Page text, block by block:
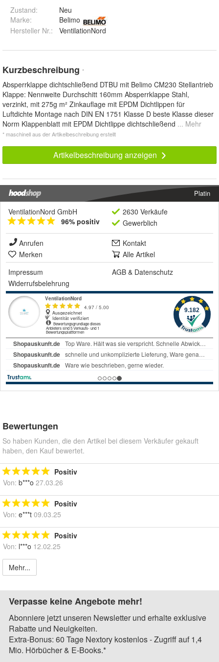
Zustand:
Neu
Marke:
Belimo
Hersteller Nr.:
VentilationNord
Kurzbeschreibung *
Absperrklappe dichtschließend DTBU mit Belimo CM230 Stellantrieb
Klappe: Nennweite Durchschitt 160mm Absperrklappe Stahl,
verzinkt, mit 275g m² Zinkauflage mit EPDM Dichtlippen für
Luftdichte Montage nach DIN EN 1751 Klasse D beste Klasse dieser
Norm Klappenblatt mit EPDM Dichtlippe dichtschließend ... Mehr
* maschinell aus der Artikelbeschreibung erstellt
Artikelbeschreibung anzeigen
Platin
VentilationNord GmbH
96% positiv
2630 Verkäufe
Gewerblich
Anrufen
Kontakt
Merken
Alle Artikel
Impressum
AGB & Datenschutz
Widerrufsbelehrung
Bewertungen
So haben Kunden, die den Artikel bei diesem Verkäufer gekauft
haben, den Kauf bewertet.
Positiv
Von: b***o 27.03.26
Positiv
Von: e***t 09.03.25
Positiv
Von: l***o 12.02.25
Mehr...
Verpasse keine Angebote mehr!
Abonniere jetzt unseren Newsletter und erhalte exklusive
Rabatte und Neuigkeiten.
Extra-Bonus: 60 Tage Nextory kostenlos - Zugriff auf 1,4
Mio. Hörbücher & E-Books.*